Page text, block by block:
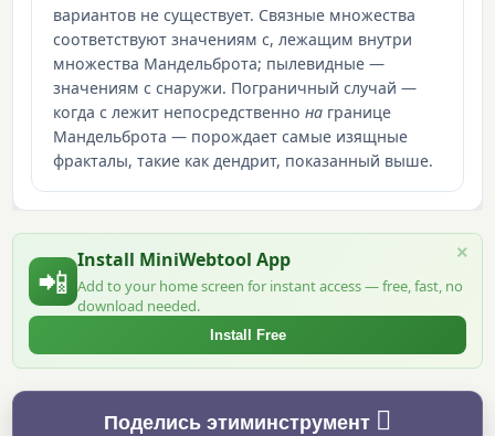
вариантов не существует. Связные множества
соответствуют значениям c, лежащим внутри
множества Мандельброта; пылевидные —
значениям c снаружи. Пограничный случай —
когда c лежит непосредственно награнице
Мандельброта — порождает самые изящные
фракталы, такие как дендрит, показанный выше.
📲
Install MiniWebtool App
Add to your home screen for instant access — free, fast, no
download needed.
Install Free
×
Поделись этиминструмент